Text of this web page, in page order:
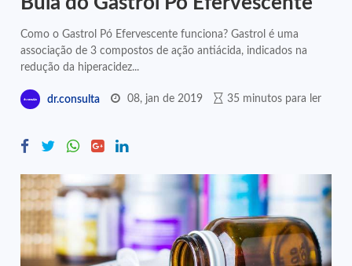
Como o Gastrol Pó Efervescente funciona? Gastrol é uma
associação de 3 compostos de ação antiácida, indicados na
redução da hiperacidez...
dr.consulta 08, jan de 2019 35 minutos para ler